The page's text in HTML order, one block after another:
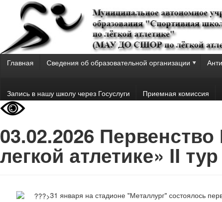
Главная Сведения об образовательной организации
Запись в нашу школу через Госуслуги Приемная комиссия
03.02.2026
легкой атлетике» II тур
31 января на стадионе "Металлург" состоялось